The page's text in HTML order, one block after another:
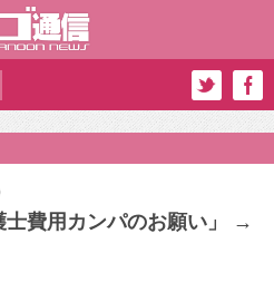
士費用カンパのお願い」 →